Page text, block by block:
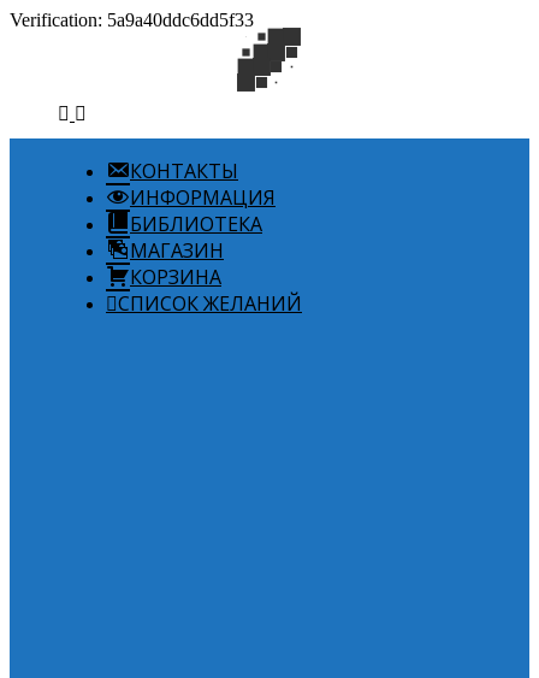
Verification: 5a9a40ddc6dd5f33
КОНТАКТЫ
ИНФОРМАЦИЯ
БИБЛИОТЕКА
МАГАЗИН
КОРЗИНА
СПИСОК ЖЕЛАНИЙ